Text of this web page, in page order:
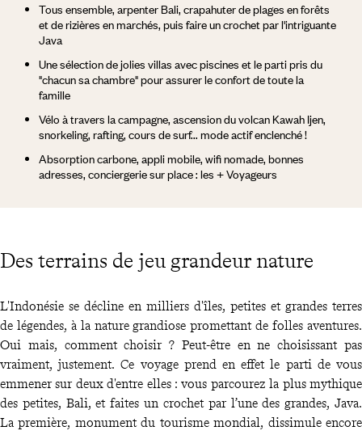
Des terrains de jeu grandeur nature
Tous ensemble, arpenter Bali, crapahuter de plages en forêts
et de rizières en marchés, puis faire un crochet par l'intriguante
Java
Une sélection de jolies villas avec piscines et le parti pris du
"chacun sa chambre" pour assurer le confort de toute la
famille
Vélo à travers la campagne, ascension du volcan Kawah Ijen,
snorkeling, rafting, cours de surf... mode actif enclenché !
Absorption carbone, appli mobile, wifi nomade, bonnes
adresses, conciergerie sur place : les + Voyageurs
L'Indonésie se décline en milliers d'îles, petites et grandes terres
de légendes, à la nature grandiose promettant de folles aventures.
Oui mais, comment choisir ? Peut-être en ne choisissant pas
vraiment, justement. Ce voyage prend en effet le parti de vous
emmener sur deux d'entre elles : vous parcourez la plus mythique
des petites, Bali, et faites un crochet par l’une des grandes, Java.
La première, monument du tourisme mondial, dissimule encore